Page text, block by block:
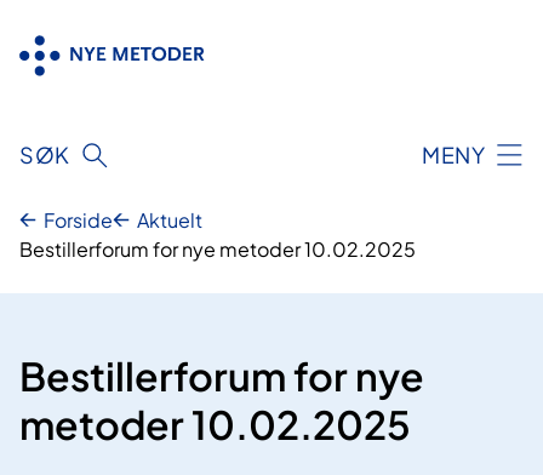
innhold
SØK MENY
Forside
Aktuelt
Bestillerforum for nye metoder 10.02.2025
Bestillerforum for nye
metoder 10.02.2025